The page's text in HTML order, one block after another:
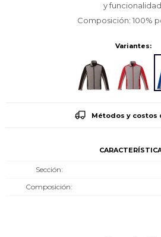
y funcionalidad.
Composición: 100%
Variantes:
Métodos y costos
Sección
Composición